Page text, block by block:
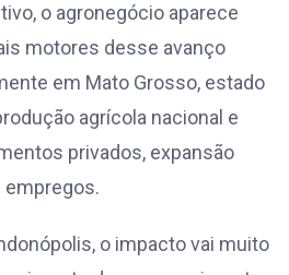
o agronegócio aparece
motores desse avanço
em Mato Grosso, estado
agrícola nacional e
privados, expansão
empregos.
o impacto vai muito